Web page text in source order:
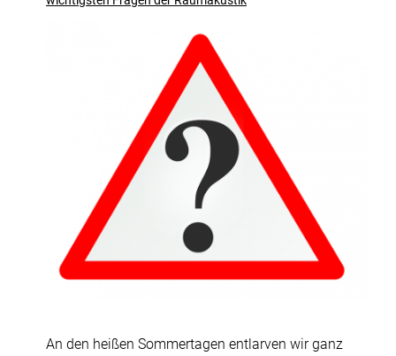
Für Architekturbüros
Für Akustik-Planer
Für Studio und HiFi
Für Wohnräume
Projekte
Akustik Blog
Kontakt
An den heißen Sommertagen entlarven wir ganz